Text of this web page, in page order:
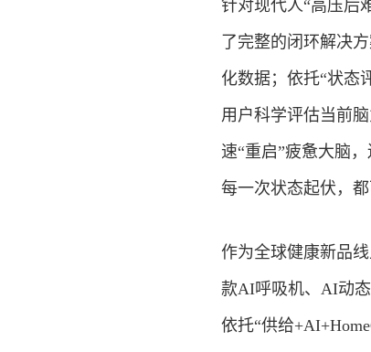
针对现代人“高压后
了完整的闭环解决
化数据；依托“状态
用户科学评估当前
速“重启”疲惫大脑
每一次状态起伏，
作为全球健康新品
款AI呼吸机、AI动
依托“供给